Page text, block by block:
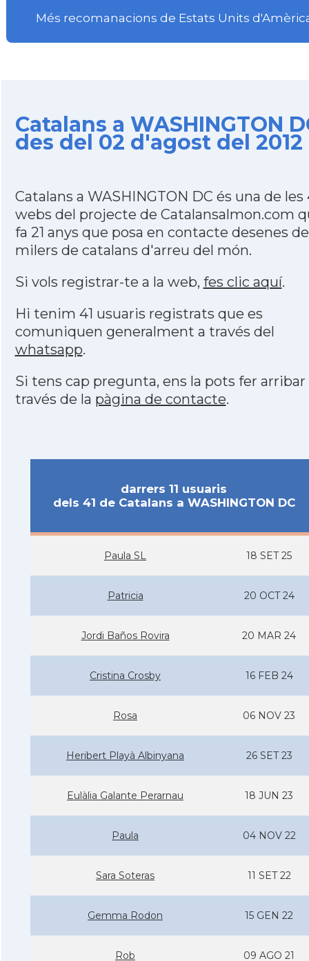
Més recomanacions de Estats Units
Catalans a WASHINGTON
des del 02 d'agost del 2012
Catalans a WASHINGTON DC és una de les
webs del projecte de Catalansalmon.com
fa 21 anys que posa en contacte desenes de
milers de catalans d'arreu del món.
Si vols registrar-te a la web, fes clic aquí.
Hi tenim 41 usuaris registrats que es
comuniquen generalment a través del
whatsapp.
Si tens cap pregunta, ens la pots fer arribar
través de la pàgina de contacte.
darrers 11 usuaris
dels 41 de Catalans a WASHINGTON DC
Paula SL 18 SET 25
Patricia 20 OCT 24
Jordi Baños Rovira 20 MAR 24
Cristina Crosby 16 FEB 24
Rosa 06 NOV 23
Heribert Playà Albinyana 26 SET 23
Eulàlia Galante Perarnau 18 JUN 23
Paula 04 NOV 22
Sara Soteras 11 SET 22
Gemma Rodon 15 GEN 22
Rob 09 AGO 21